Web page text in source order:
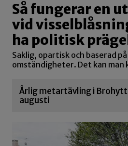
Så fungerar en
vid
ha politisk
Saklig, opartisk och baserad
omständigheter. Det kan
Årlig metartävling i
augusti